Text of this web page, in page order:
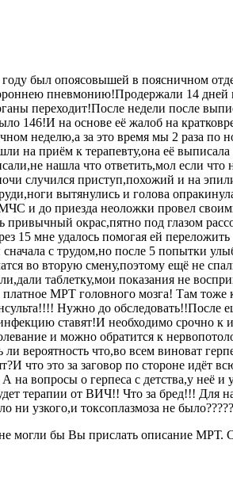
был опоясовышей в поясничном
пневмонию!Продержали 14
переходит!После недели после
146!И на основе её жалоб на
неделю,а за это время мы 2 раза по
приём к терапевту,она её
нашла что ответить,мол если
случился приступ,похожий и на
вытянулись и голова
и до приезда неоложки провел
окрас,пятно под глазом
15 мне удалось помогая ей
с трудом,но после 5 попытки
во вторую смену,поэтому ещё не
таблетку,мои показания не
МРТ головного мозга! Там тоже
Нужно до обследовать!!После
ставят!И необходимо срочно к
и можно обратится к
что,во всем виноват
это за заговор по стороне идёт
на вопросы о герпеса с детства,у неё
терапии от ВИЧ!! Что за бред!!!
ни узкого,и токсоплазмоза не
бы Вы прислать описание МРТ.